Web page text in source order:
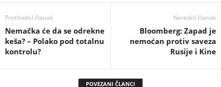
Prethodni članak
Nemačka će da se odrekne
keša? – Polako pod totalnu
kontrolu?
Naredni članak
Bloomberg: Zapad je
nemoćan protiv saveza
Rusije i Kine
POVEZANI ČLANCI